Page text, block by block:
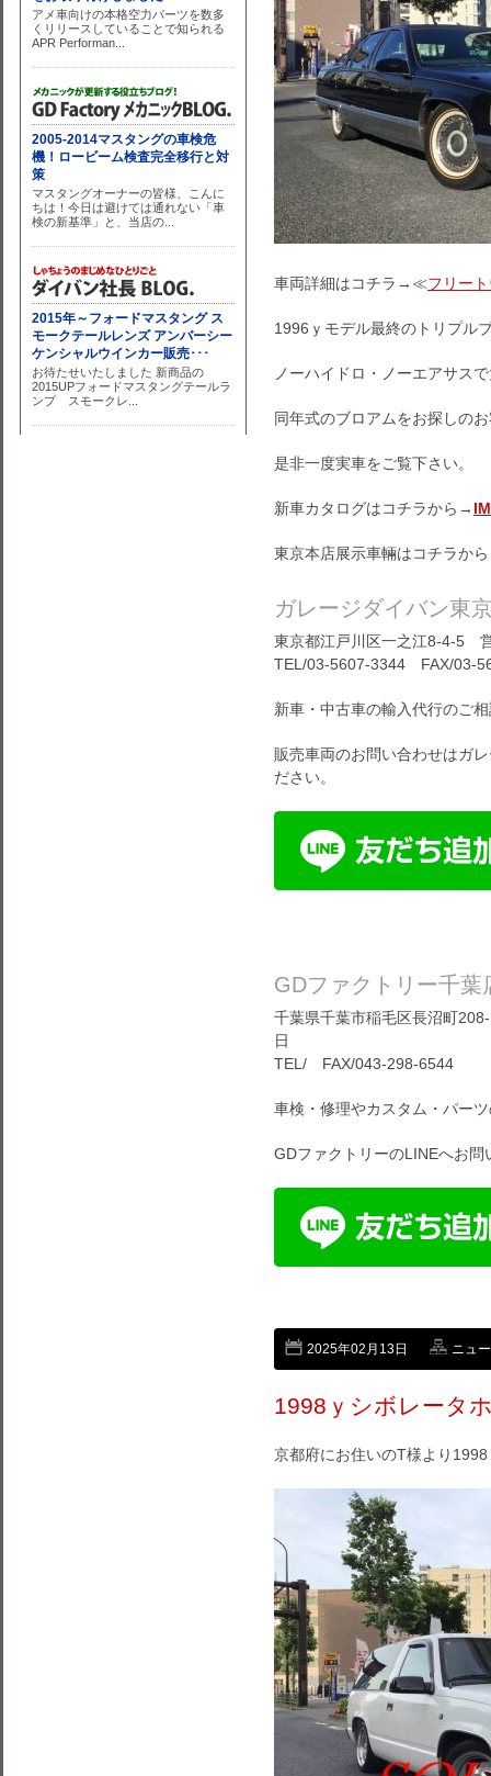
車両詳細はコチラ→≪フリー
1996ｙモデル最終のトリプル
ノーハイドロ・ノーエアサス
同年式のブロアムをお探しの
是非一度実車をご覧下さい。
新車カタログはコチラから→
東京本店展示車輛はコチラか
ガレージダイバン東
東京都江戸川区一之江8-4-5
TEL/03-5607-3344 FAX/03-
新車・中古車の輸入代行のご
販売車両のお問い合わせはガ
ださい。
GDファクトリー千葉
千葉県千葉市稲毛区長沼町
日
TEL/ FAX/043-298-6544
車検・修理やカスタム・パー
GDファクトリーのLINEへお問
2025年02月13日 ニュ
1998ｙシボレータ
京都府にお住いのT様より